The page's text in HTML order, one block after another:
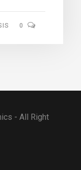
0
- All Right